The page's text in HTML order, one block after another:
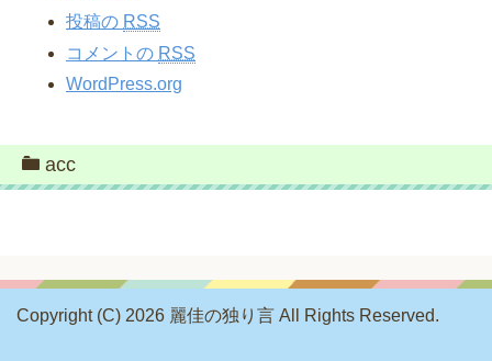
投稿の RSS
コメントの RSS
WordPress.org
acc
Copyright (C) 2026 麗佳の独り言 All Rights Reserved.